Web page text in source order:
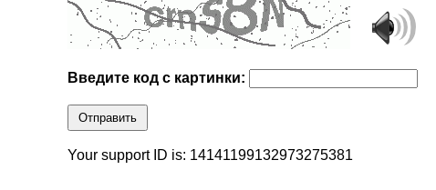
Введите код с картинки:
Отправить
Your support ID is: 14141199132973275381